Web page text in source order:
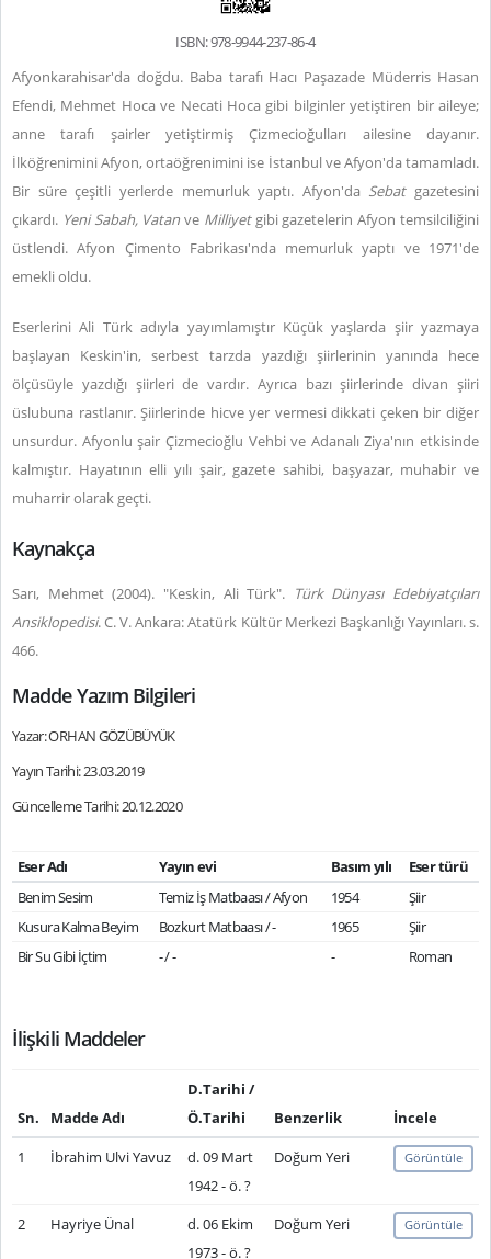
ISBN: 978-9944-237-86-4
Afyonkarahisar'da doğdu. Baba tarafı Hacı Paşazade Müderris Hasan
Efendi, Mehmet Hoca ve Necati Hoca gibi bilginler yetiştiren bir aileye;
anne tarafı şairler yetiştirmiş Çizmecioğulları ailesine dayanır.
İlköğrenimini Afyon, ortaöğrenimini ise İstanbul ve Afyon'da tamamladı.
Bir süre çeşitli yerlerde memurluk yaptı. Afyon'da Sebatgazetesini
çıkardı. Yeni Sabah, Vatanve Milliyetgibi gazetelerin Afyon temsilciliğini
üstlendi. Afyon Çimento Fabrikası'nda memurluk yaptı ve 1971'de
emekli oldu.
Eserlerini Ali Türk adıyla yayımlamıştır Küçük yaşlarda şiir yazmaya
başlayan Keskin'in, serbest tarzda yazdığı şiirlerinin yanında hece
ölçüsüyle yazdığı şiirleri de vardır. Ayrıca bazı şiirlerinde divan şiiri
üslubuna rastlanır. Şiirlerinde hicve yer vermesi dikkati çeken bir diğer
unsurdur. Afyonlu şair Çizmecioğlu Vehbi ve Adanalı Ziya'nın etkisinde
kalmıştır. Hayatının elli yılı şair, gazete sahibi, başyazar, muhabir ve
muharrir olarak geçti.
Kaynakça
Sarı, Mehmet (2004). "Keskin, Ali Türk". Türk Dünyası Edebiyatçıları
Ansiklopedisi. C. V. Ankara: Atatürk Kültür Merkezi Başkanlığı Yayınları. s.
466.
Madde Yazım Bilgileri
Yazar: ORHAN GÖZÜBÜYÜK
Yayın Tarihi: 23.03.2019
Güncelleme Tarihi: 20.12.2020
Eser Adı Yayın evi Basım yılı
Eser türü
Benim Sesim
Temiz İş Matbaası / Afyon 1954
Şiir
Kusura Kalma Beyim
Bozkurt Matbaası / - 1965
Şiir
Bir Su Gibi İçtim
- / - - Roman
İlişkili Maddeler
Sn. Madde Adı
D.Tarihi /
Ö.Tarihi
Benzerlik
İncele
1
İbrahim Ulvi Yavuz
d. 09 Mart
1942 - ö. ?
Doğum Yeri Görüntüle
2 Hayriye Ünal
d. 06 Ekim
1973 - ö. ?
Doğum Yeri Görüntüle